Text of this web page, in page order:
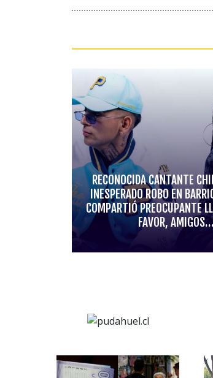
RECONOCIDA CANTANTE
INESPERADO ROBO EN
COMPARTIÓ PREOCUPANTE
FAVOR,